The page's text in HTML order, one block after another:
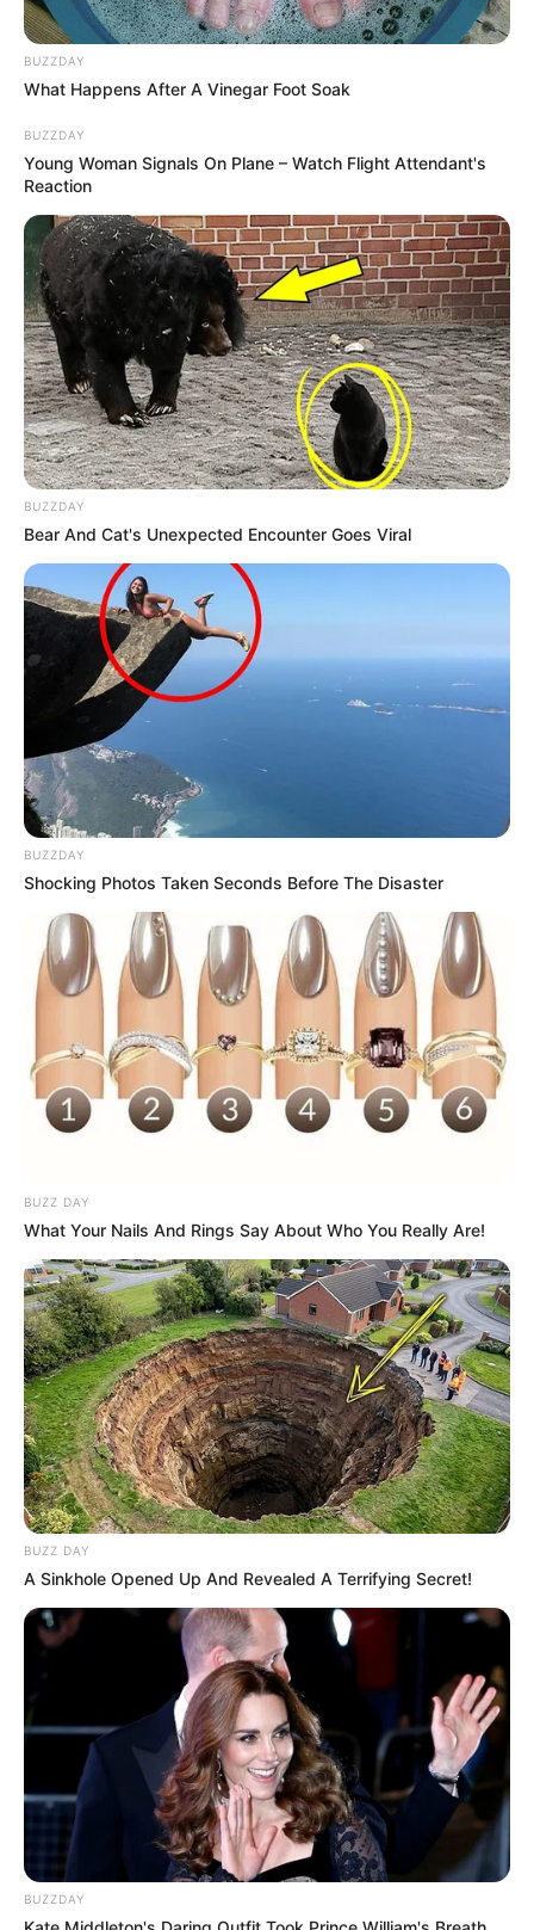
BUZZDAY
What Happens After A Vinegar Foot Soak
BUZZDAY
Young Woman Signals On Plane – Watch Flight Attendant's
Reaction
BUZZDAY
Bear And Cat's Unexpected Encounter Goes Viral
BUZZDAY
Shocking Photos Taken Seconds Before The Disaster
BUZZ DAY
What Your Nails And Rings Say About Who You Really Are!
BUZZ DAY
A Sinkhole Opened Up And Revealed A Terrifying Secret!
BUZZDAY